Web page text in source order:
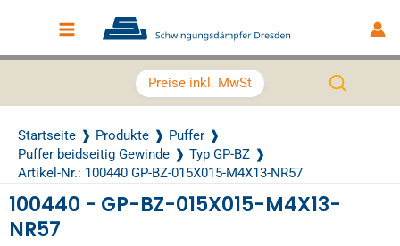
Main Menu
Preise inkl. MwSt
Startseite Produkte
Puffer
Puffer beidseitig Gewinde
Typ GP-BZ
Artikel-Nr.: 100440 GP-BZ-015X015-M4X13-NR57
100440 - GP-BZ-015X015-M4X13-
NR57